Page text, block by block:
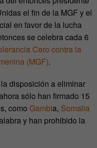
el fin de la MGF y el
en favor de la lucha
se celebra cada 6
Cero contra la
(MGF).
disposición a eliminar
sólo han firmado 15
como Gambia, Somalia
y han prohibido la